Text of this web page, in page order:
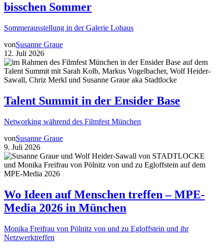
bisschen Sommer
Sommerausstellung in der Galerie Lohaus
vonSusanne Graue
12. Juli 2026
Talent Summit in der Ensider Base
Networking während des Filmfest München
vonSusanne Graue
9. Juli 2026
Wo Ideen auf Menschen treffen – MPE-
Media 2026 in München
Monika Freifrau von Pölnitz von und zu Egloffstein und ihr
Netzwerktreffen